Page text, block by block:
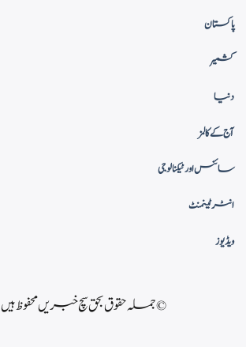
پاکستان
کشمیر
دنیا
آج کے کالمز
سائنس اور ٹیکنالوجی
انٹرٹینمنٹ
ویڈیوز
© جملہ حقوق بحق سچ خبریں محفوظ ہیں 2025